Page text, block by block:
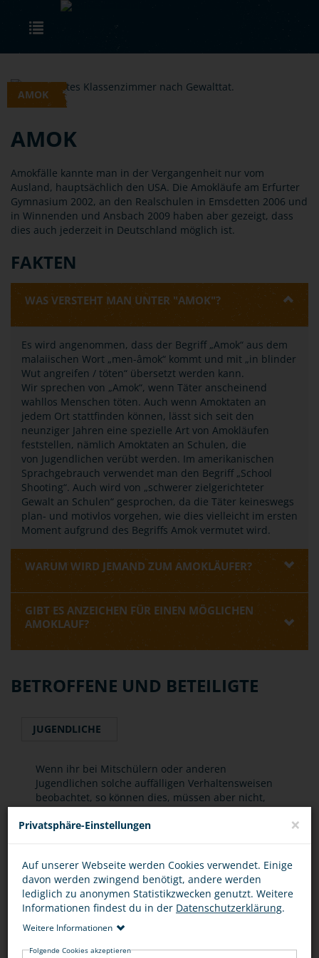
Skip to main content
AMOK
AMOK
Amokfälle kannte man in der Vergangenheit nur vom
Ausland, hauptsächlich den USA. Die Amokläufe am Erfurter
Gymnasium 2002, an den Realschulen in Emsdetten 2006 und
in Winnenden und Ansbach 2009 haben aber gezeigt, dass
dies auch jederzeit in Deutschland möglich ist.
FAKTEN
WAS VERSTEHT MAN UNTER "AMOK"?
Es wird angenommen, dass der Begriff „Amok“ aus dem
malaiischen Wort „men-âmok“ kommt und mit „in blinder
Wut angreifen / töten“ übersetzt werden kann.
Wir sprechen von „Amok“, wenn Täter anscheinend
wahllos Menschen töten. Auch wenn Amoktaten an
jedem Ort stattfinden können, lässt sich seit den
neunziger Jahren eine spezielle Art von Amokläufen
feststellen, nämlich Amoktaten an Schulen, die
von Jugendlichen verübt werden. Im amerikanischen
Sprachgebrauch verwendet man den Begriff „School
Shooting“. Auch wird von „schwerer zielgerichteter
Gewalt an Schulen“ gesprochen, da die Täter keineswegs
plan- und motivlos vorgehen, wie dies vielleicht im ersten
Moment aufgrund des Begriffs Amok vermutet wird.
WARUM WIRD JEMAND ZUM AMOKLÄUFER?
GIBT ES ANZEICHEN FÜR EINEN MÖGLICHEN
AMOKLAUF?
BETROFFENE UND BETEILIGTE
JUGENDLICHE
Wenn ihr bei Mitschülern oder anderen
Jugendlichen solche auffälligen Verhaltensweisen
beobachtet, so können dies, müssen aber nicht,
Hinweise auf bevorstehende Taten sein. Dennoch
sollte man solche Beobachtungen nicht für sich
EURE FRAGEN ZUM THEMA
Privatsphäre-Einstellungen ×
Auf unserer Webseite werden Cookies verwendet. Einige
davon werden zwingend benötigt, andere werden
lediglich zu anonymen Statistikzwecken genutzt. Weitere
Informationen findest du in der Datenschutzerklärung.
Weitere Informationen
Folgende Cookies akzeptieren